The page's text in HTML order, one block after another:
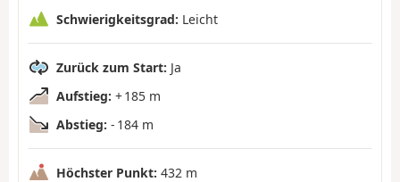
Schwierigkeitsgrad: Leicht
Zurück zum Start: Ja
Aufstieg: + 185 m
Abstieg: - 184 m
Höchster Punkt: 432 m